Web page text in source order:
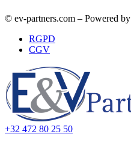
© ev-partners.com – Powered by
RGPD
CGV
+32 472 80 25 50